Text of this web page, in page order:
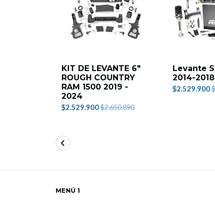
KIT DE LEVANTE 6"
ROUGH COUNTRY
RAM 1500 2019 -
2024
$2.529.900$2.650.890
Levante
2014-2018
$2.529.900
MENÚ 1